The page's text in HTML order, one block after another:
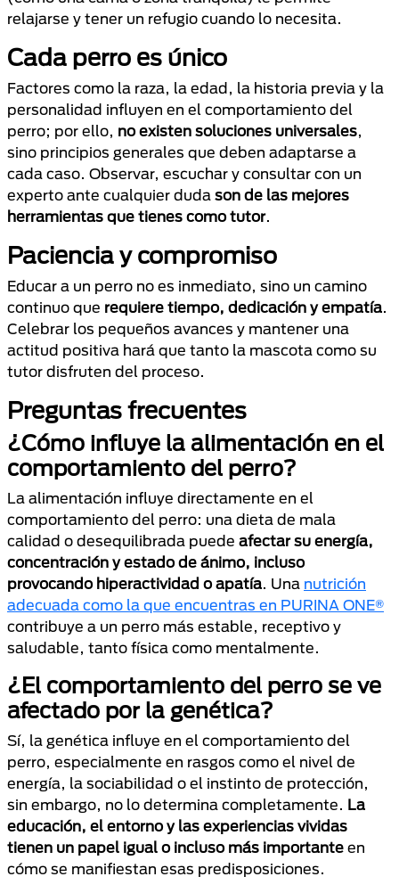
relajarse y tener un refugio cuando lo necesita.
Cada perro es único
Factores como la raza, la edad, la historia previa y la
personalidad influyen en el comportamiento del
perro; por ello, no existen soluciones universales,
sino principios generales que deben adaptarse a
cada caso. Observar, escuchar y consultar con un
experto ante cualquier duda son de las mejores
herramientas que tienes como tutor.
Paciencia y compromiso
Educar a un perro no es inmediato, sino un camino
continuo que requiere tiempo, dedicación y empatía.
Celebrar los pequeños avances y mantener una
actitud positiva hará que tanto la mascota como su
tutor disfruten del proceso.
Preguntas frecuentes
¿Cómo influye la alimentación en el
comportamiento del perro?
La alimentación influye directamente en el
comportamiento del perro: una dieta de mala
calidad o desequilibrada puede afectar su energía,
concentración y estado de ánimo, incluso
provocando hiperactividad o apatía. Una nutrición
adecuada como la que encuentras en PURINA ONE®
contribuye a un perro más estable, receptivo y
saludable, tanto física como mentalmente.
¿El comportamiento del perro se ve
afectado por la genética?
Sí, la genética influye en el comportamiento del
perro, especialmente en rasgos como el nivel de
energía, la sociabilidad o el instinto de protección,
sin embargo, no lo determina completamente. La
educación, el entorno y las experiencias vividas
tienen un papel igual o incluso más importante en
cómo se manifiestan esas predisposiciones.